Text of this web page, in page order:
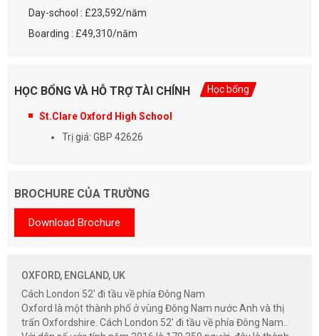
Day-school : £23,592/năm
Boarding : £49,310/năm
HỌC BỔNG VÀ HỖ TRỢ TÀI CHÍNH Học bổng
St.Clare Oxford High School
Trị giá: GBP 42626
BROCHURE CỦA TRƯỜNG
Download Brochure
OXFORD, ENGLAND, UK
Cách London 52' đi tầu về phía Đông Nam
Oxford là một thành phố ở vùng Đông Nam nước Anh và thị
trấn Oxfordshire. Cách London 52' đi tầu về phía Đông Nam..